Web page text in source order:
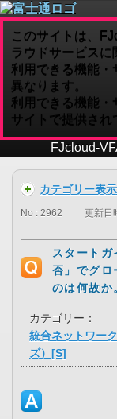
このサイトは、
ラウドサービスに
利用できる機能・
異なります。
利用できる機能・
サイトで提供され
FJcloud-V
カテゴリー表示
No : 2962 更新日
スタート
否」でグロ
のは何故か
カテゴリー：
統合ネットワー
ズ）[S]